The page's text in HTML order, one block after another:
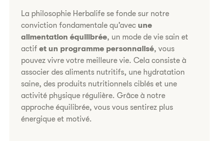
La philosophie Herbalife se fonde sur notre
conviction fondamentale qu’avec une
alimentation équilibrée, un mode de vie sain et
actifet un programme personnalisé, vous
pouvez vivre votre meilleure vie. Cela consiste à
associer des aliments nutritifs, une hydratation
saine, des produits nutritionnels ciblés et une
activité physique régulière. Grâce à notre
approche équilibrée, vous vous sentirez plus
énergique et motivé.